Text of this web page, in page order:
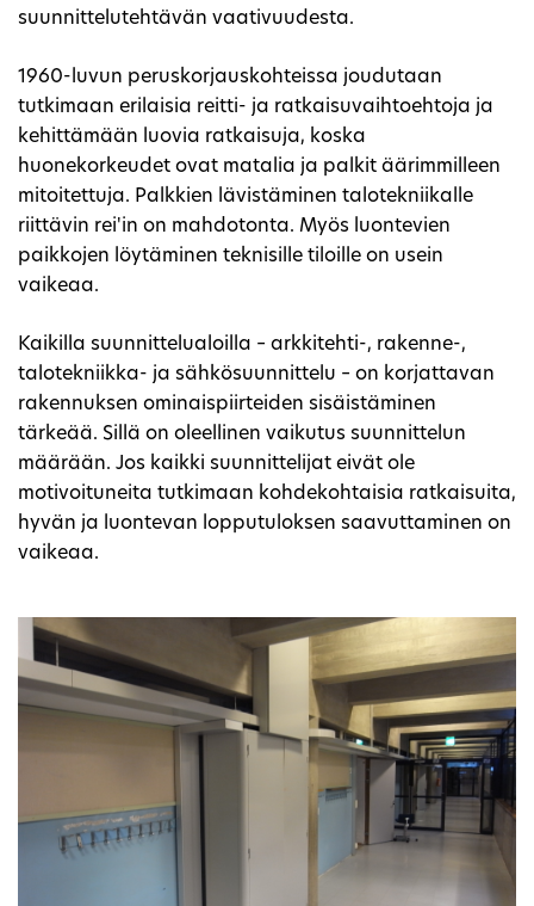
suunnittelutehtävän vaativuudesta.
1960-luvun peruskorjauskohteissa joudutaan
tutkimaan erilaisia reitti- ja ratkaisuvaihtoehtoja ja
kehittämään luovia ratkaisuja, koska
huonekorkeudet ovat matalia ja palkit äärimmilleen
mitoitettuja. Palkkien lävistäminen talotekniikalle
riittävin rei'in on mahdotonta. Myös luontevien
paikkojen löytäminen teknisille tiloille on usein
vaikeaa.
Kaikilla suunnittelualoilla – arkkitehti-, rakenne-,
talotekniikka- ja sähkösuunnittelu – on korjattavan
rakennuksen ominaispiirteiden sisäistäminen
tärkeää. Sillä on oleellinen vaikutus suunnittelun
määrään. Jos kaikki suunnittelijat eivät ole
motivoituneita tutkimaan kohdekohtaisia ratkaisuita,
hyvän ja luontevan lopputuloksen saavuttaminen on
vaikeaa.